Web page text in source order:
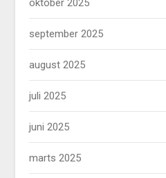
oktober 2025
september 2025
august 2025
juli 2025
juni 2025
marts 2025